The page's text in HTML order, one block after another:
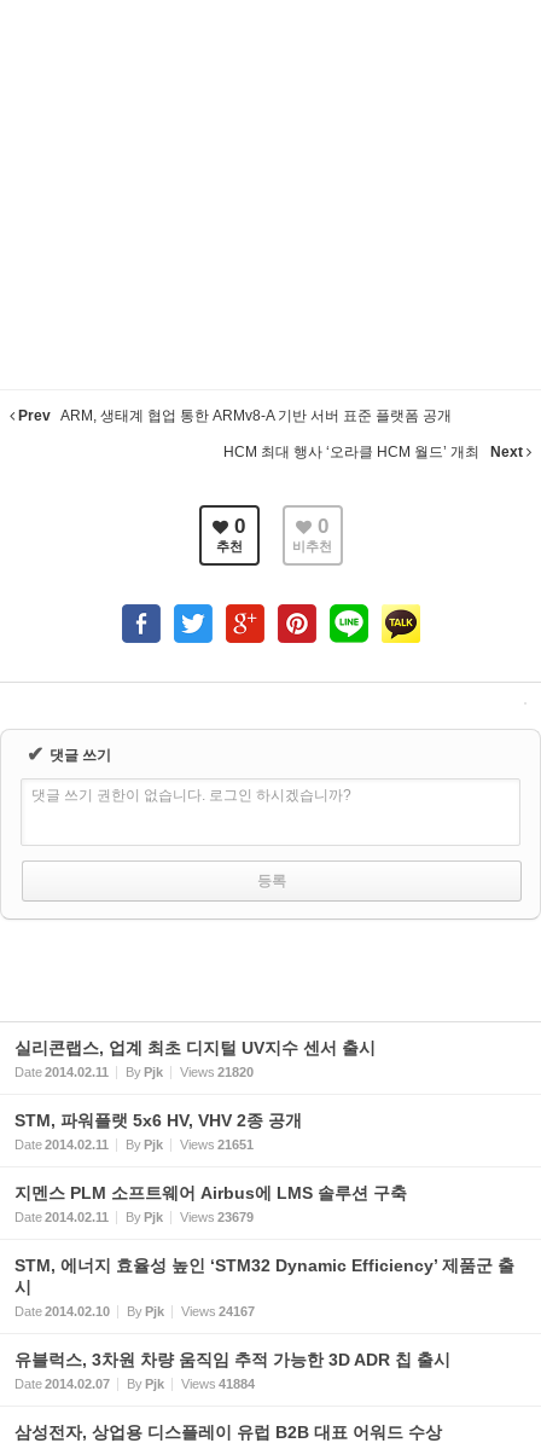
Prev ARM, 생태계 협업 통한 ARMv8-A 기반 서버 표준 플랫폼 공개
HCM 최대 행사 ‘오라클 HCM 월드’ 개최 Next
0
추천
0
비추천
✔ 댓글 쓰기
댓글 쓰기 권한이 없습니다. 로그인 하시겠습니까?
실리콘랩스, 업계 최초 디지털 UV지수 센서 출시
Date2014.02.11 ByPjk Views 21820
STM, 파워플랫 5x6 HV, VHV 2종 공개
Date2014.02.11 ByPjk Views 21651
지멘스 PLM 소프트웨어 Airbus에 LMS 솔루션 구축
Date2014.02.11 ByPjk Views 23679
STM, 에너지 효율성 높인 ‘STM32 Dynamic Efficiency’ 제품군 출
시
Date2014.02.10 ByPjk Views 24167
유블럭스, 3차원 차량 움직임 추적 가능한 3D ADR 칩 출시
Date2014.02.07 ByPjk Views 41884
삼성전자, 상업용 디스플레이 유럽 B2B 대표 어워드 수상